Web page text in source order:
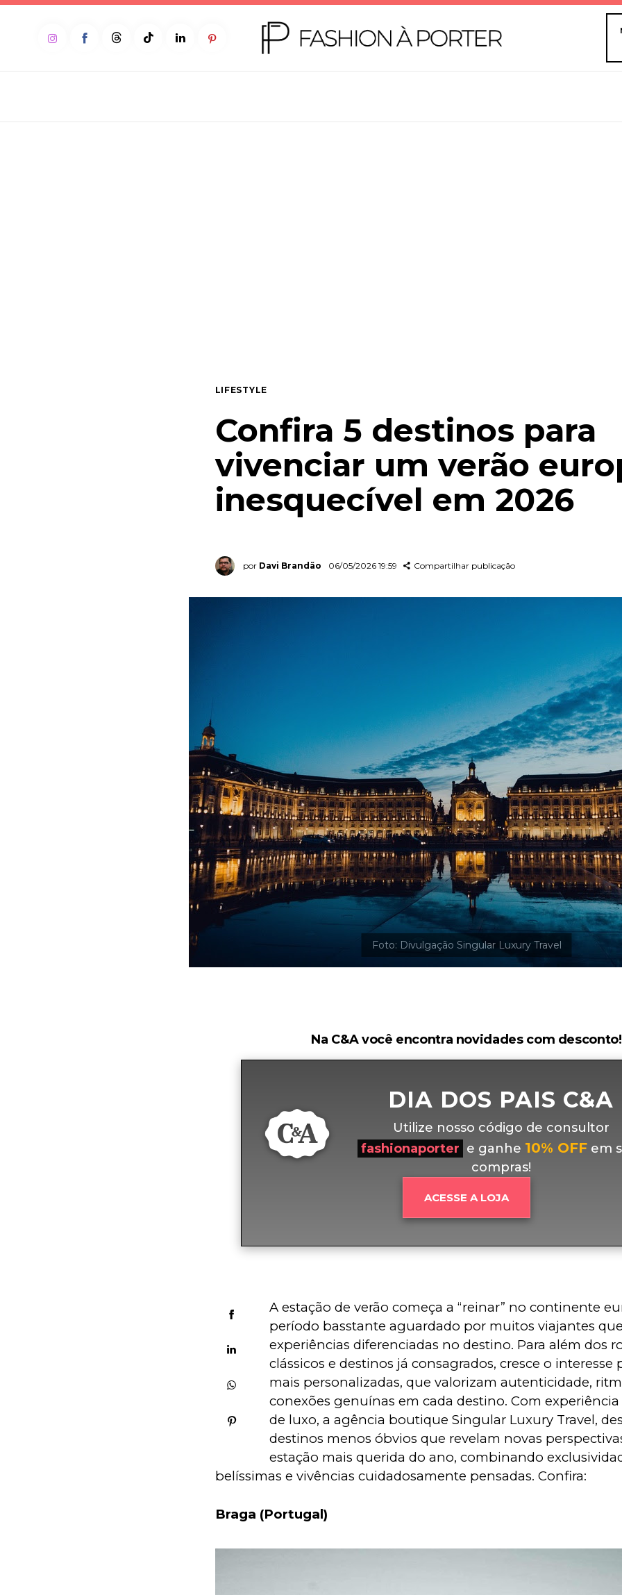
LIFESTYLE
Confira 5 destinos para
vivenciar um verão
inesquecível em 2026
por Davi Brandão 06/05/2026 19:59 Compartilhar publicação
Na C&A você encontra novidades com desconto!
DIA DOS PAIS C&A
Utilize nosso código de consultor
fashionaporter e ganhe 10% OFFem
compras!
ACESSE A LOJA
A estação de verão começa a “reinar” no continente
período basstante aguardado por muitos viajantes
experiências diferenciadas no destino. Para além dos
clássicos e destinos já consagrados, cresce o
mais personalizadas, que valorizam autenticidade,
conexões genuínas em cada destino. Com
de luxo, a agência boutique Singular Luxury Travel,
destinos menos óbvios que revelam novas
estação mais querida do ano, combinando
belíssimas e vivências cuidadosamente pensadas. Confira:
Braga (Portugal)